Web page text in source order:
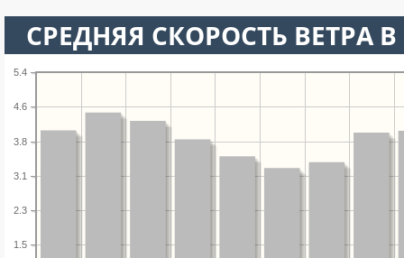
СРЕДНЯЯ СКОРОСТЬ ВЕТРА
1.5
2.3
3.1
3.8
4.6
5.4